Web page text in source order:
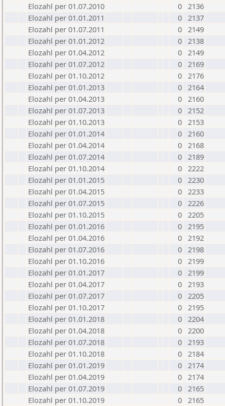
Elozahl per 01.07.2010
0 2136
Elozahl per 01.01.2011
0 2137
Elozahl per 01.07.2011
0 2149
Elozahl per 01.01.2012
0 2138
Elozahl per 01.04.2012
0 2149
Elozahl per 01.07.2012
0 2169
Elozahl per 01.10.2012
0 2176
Elozahl per 01.01.2013
0 2164
Elozahl per 01.04.2013
0 2160
Elozahl per 01.07.2013
0 2152
Elozahl per 01.10.2013
0 2153
Elozahl per 01.01.2014
0 2160
Elozahl per 01.04.2014
0 2168
Elozahl per 01.07.2014
0 2189
Elozahl per 01.10.2014
0 2222
Elozahl per 01.01.2015
0 2230
Elozahl per 01.04.2015
0 2233
Elozahl per 01.07.2015
0 2226
Elozahl per 01.10.2015
0 2205
Elozahl per 01.01.2016
0 2195
Elozahl per 01.04.2016
0 2192
Elozahl per 01.07.2016
0 2198
Elozahl per 01.10.2016
0 2199
Elozahl per 01.01.2017
0 2199
Elozahl per 01.04.2017
0 2193
Elozahl per 01.07.2017
0 2205
Elozahl per 01.10.2017
0 2195
Elozahl per 01.01.2018
0 2204
Elozahl per 01.04.2018
0 2200
Elozahl per 01.07.2018
0 2193
Elozahl per 01.10.2018
0 2184
Elozahl per 01.01.2019
0 2174
Elozahl per 01.04.2019
0 2174
Elozahl per 01.07.2019
0 2165
Elozahl per 01.10.2019
0 2165